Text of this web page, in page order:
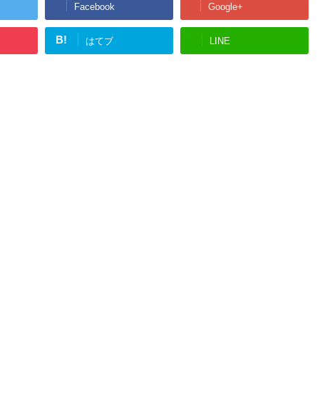
Facebook Google+
B! はてブ LINE